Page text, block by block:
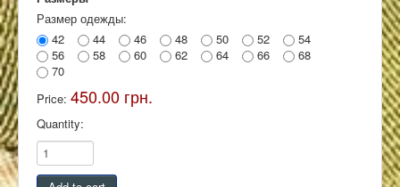
Кабинет
Контакты
Размер одежды:
42
44 46 48 50 52
54
56
58 60 62 64 66
68
70
Price: 450.00 грн.
Quantity: